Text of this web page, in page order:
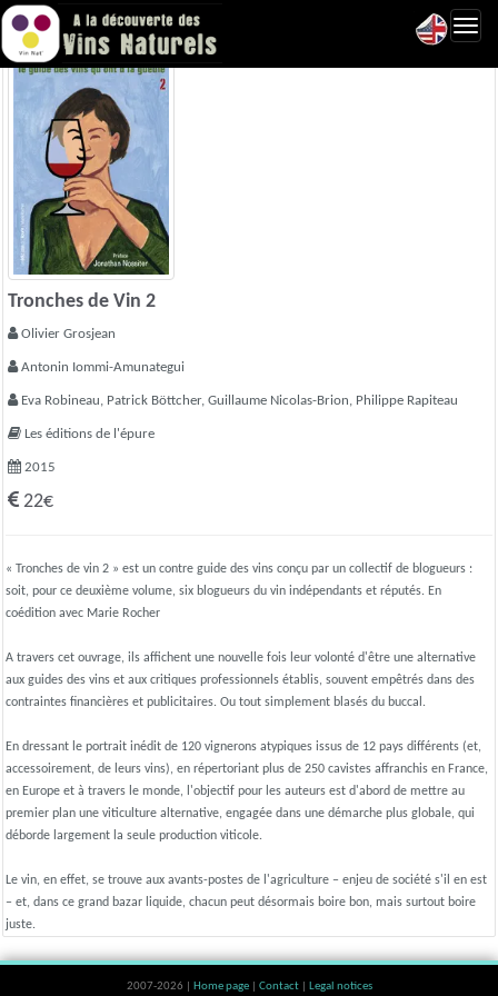
Tronches de Vin 2
Olivier Grosjean
Antonin Iommi-Amunategui
Eva Robineau, Patrick Böttcher, Guillaume Nicolas-Brion, Philippe Rapiteau
Les éditions de l'épure
2015
22€
« Tronches de vin 2 » est un contre guide des vins conçu par un collectif de blogueurs :
soit, pour ce deuxième volume, six blogueurs du vin indépendants et réputés. En
coédition avec Marie Rocher
A travers cet ouvrage, ils affichent une nouvelle fois leur volonté d'être une alternative
aux guides des vins et aux critiques professionnels établis, souvent empêtrés dans des
contraintes financières et publicitaires. Ou tout simplement blasés du buccal.
En dressant le portrait inédit de 120 vignerons atypiques issus de 12 pays différents (et,
accessoirement, de leurs vins), en répertoriant plus de 250 cavistes affranchis en France,
en Europe et à travers le monde, l'objectif pour les auteurs est d'abord de mettre au
premier plan une viticulture alternative, engagée dans une démarche plus globale, qui
déborde largement la seule production viticole.
Le vin, en effet, se trouve aux avants-postes de l'agriculture – enjeu de société s'il en est
– et, dans ce grand bazar liquide, chacun peut désormais boire bon, mais surtout boire
juste.
2007-2026 | Home page Contact Legal notices